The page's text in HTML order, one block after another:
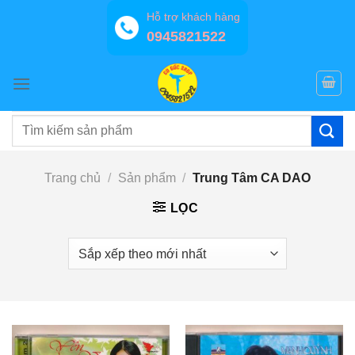
Hỗ trợ khách hàng
0945821522
Tìm
Trang chủ / Sản phẩm / Trung Tâm CA DAO
LỌC